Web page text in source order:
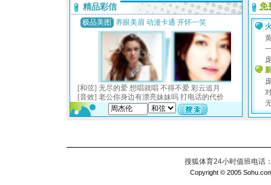
搜狐体育24小时值班电话
Copyright © 2005